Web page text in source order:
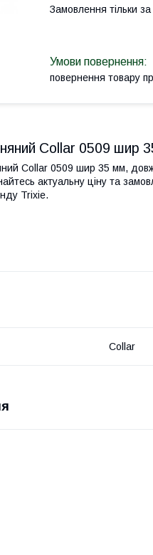
Замовлення тільки
повернення товару
Collar 0509 шир
Collar 0509 шир 35 мм,
актуальну ціну та
Trixie.
Collar